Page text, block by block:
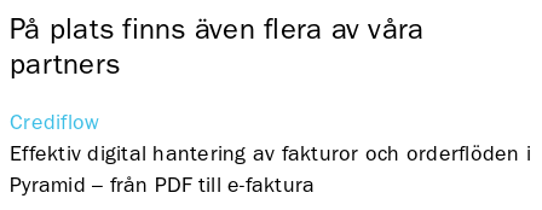
På plats finns även flera av våra
partners
Crediflow
Effektiv digital hantering av fakturor och orderflöden i
Pyramid – från PDF till e-faktura